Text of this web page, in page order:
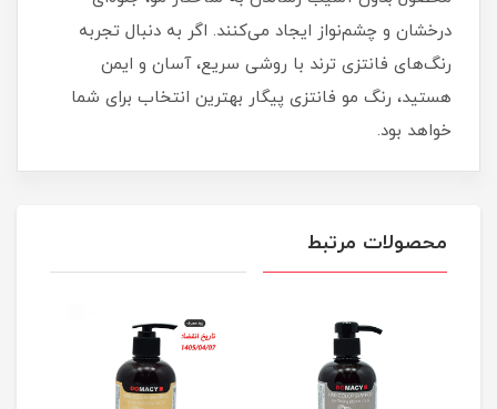
درخشان و چشم‌نواز ایجاد می‌کنند. اگر به دنبال تجربه
رنگ‌های فانتزی ترند با روشی سریع، آسان و ایمن
هستید، رنگ مو فانتزی پیگار بهترین انتخاب برای شما
خواهد بود.
محصولات مرتبط